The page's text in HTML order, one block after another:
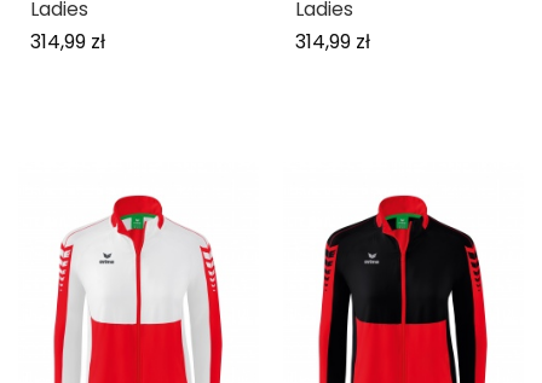
Ladies
314,99 zł
Ladies
314,99 zł